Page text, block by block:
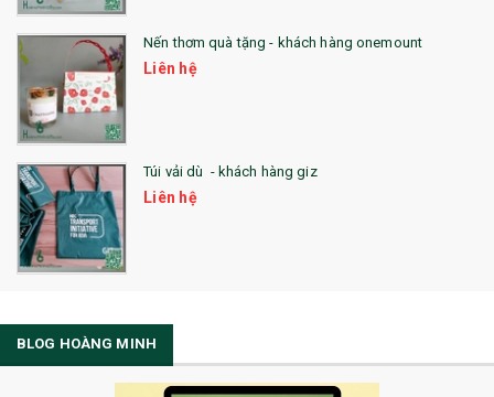
Nến thơm quà tặng - khách hàng onemount
Liên hệ
Túi vải dù - khách hàng giz
Liên hệ
BLOG HOÀNG MINH